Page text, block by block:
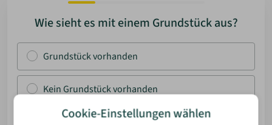
ZUM HAUS-FINDER
Wie sieht es mit einem Grundstück aus?
Grundstück vorhanden
Kein Grundstück vorhanden
Cookie-Einstellungen wählen